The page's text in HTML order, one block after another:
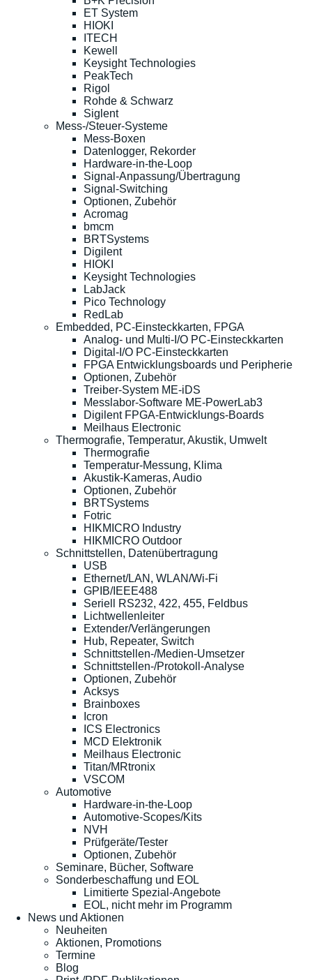
ET System
HIOKI
ITECH
Kewell
Keysight Technologies
PeakTech
Rigol
Rohde & Schwarz
Siglent
Mess-/Steuer-Systeme
Mess-Boxen
Datenlogger, Rekorder
Hardware-in-the-Loop
Signal-Anpassung/Übertragung
Signal-Switching
Optionen, Zubehör
Acromag
bmcm
BRTSystems
Digilent
HIOKI
Keysight Technologies
LabJack
Pico Technology
RedLab
Embedded, PC-Einsteckkarten, FPGA
Analog- und Multi-I/O PC-Einsteckkarten
Digital-I/O PC-Einsteckkarten
FPGA Entwicklungsboards und Peripherie
Optionen, Zubehör
Treiber-System ME-iDS
Messlabor-Software ME-PowerLab3
Digilent FPGA-Entwicklungs-Boards
Meilhaus Electronic
Thermografie, Temperatur, Akustik, Umwelt
Thermografie
Temperatur-Messung, Klima
Akustik-Kameras, Audio
Optionen, Zubehör
BRTSystems
Fotric
HIKMICRO Industry
HIKMICRO Outdoor
Schnittstellen, Datenübertragung
USB
Ethernet/LAN, WLAN/Wi-Fi
GPIB/IEEE488
Seriell RS232, 422, 455, Feldbus
Lichtwellenleiter
Extender/Verlängerungen
Hub, Repeater, Switch
Schnittstellen-/Medien-Umsetzer
Schnittstellen-/Protokoll-Analyse
Optionen, Zubehör
Acksys
Brainboxes
Icron
ICS Electronics
MCD Elektronik
Meilhaus Electronic
Titan/MRtronix
VSCOM
Automotive
Hardware-in-the-Loop
Automotive-Scopes/Kits
NVH
Prüfgeräte/Tester
Optionen, Zubehör
Seminare, Bücher, Software
Sonderbeschaffung und EOL
Limitierte Spezial-Angebote
EOL, nicht mehr im Programm
News und Aktionen
Neuheiten
Aktionen, Promotions
Termine
Blog